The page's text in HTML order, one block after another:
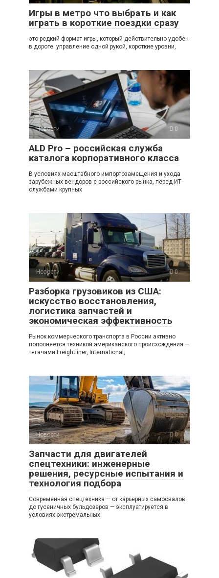
Игры в метро что выбрать и как
играть в короткие поездки сразу
это редкий формат игры, который действительно удобен
в дороге: управление одной рукой, короткие уровни,
Новости 0
ALD Pro – российская служба
каталога корпоративного класса
В условиях масштабного импортозамещения и ухода
зарубежных вендоров с российского рынка, перед ИТ-
службами крупных
Новости 0
Разборка грузовиков из США:
искусство восстановления,
логистика запчастей и
экономическая эффективность
Рынок коммерческого транспорта в России активно
пополняется техникой американского происхождения —
тягачами Freightliner, International,
Новости 0
Запчасти для двигателей
спецтехники: инженерные
решения, ресурсные испытания и
технология подбора
Современная спецтехника — от карьерных самосвалов
до гусеничных бульдозеров — эксплуатируется в
условиях экстремальных